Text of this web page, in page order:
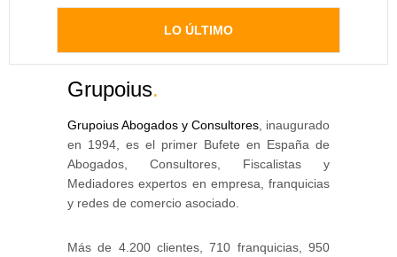
LO ÚLTIMO
Grupoius.
Grupoius Abogados y Consultores , inaugurado
en 1994, es el primer Bufete en España de
Abogados, Consultores, Fiscalistas y
Mediadores expertos en empresa, franquicias
y redes de comercio asociado.
Más de 4.200 clientes, 710 franquicias, 950